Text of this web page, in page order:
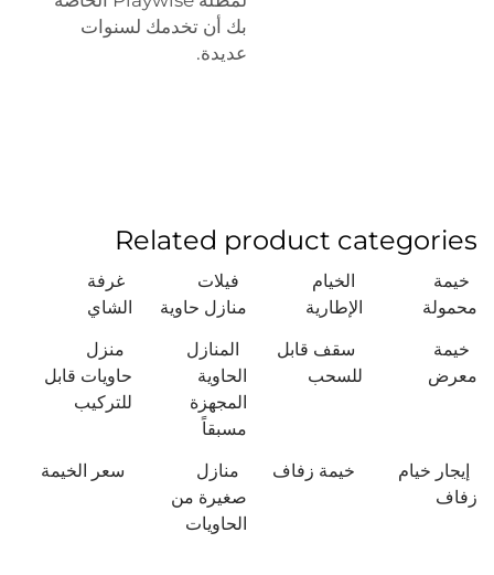
بك أن تخدمك لسنوات
عديدة.
Related product categories
خيمة
محمولة
الخيام
الإطارية
فيلات
منازل حاوية
غرفة
الشاي
خيمة
معرض
سقف قابل
للسحب
المنازل
الحاوية
المجهزة
مسبقاً
منزل
حاويات قابل
للتركيب
إيجار خيام
زفاف
خيمة زفاف
منازل
صغيرة من
الحاويات
سعر الخيمة